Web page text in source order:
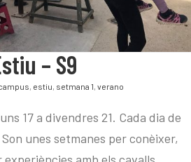
– S9
estiu setmana 1 verano
17 a divendres 21. Cada dia de
unes setmanes per conèixer,
amb els cavalls.